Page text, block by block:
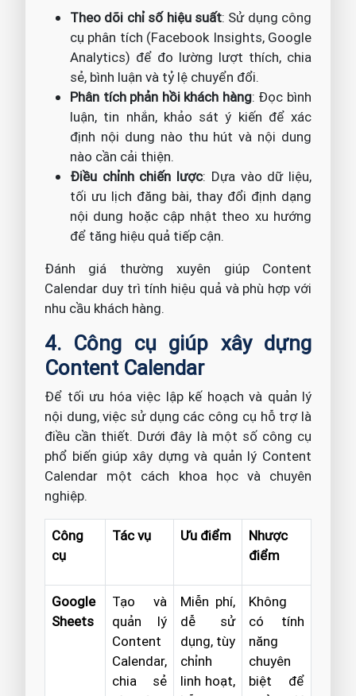
Theo dõi chỉ số hiệu suất: Sử dụng công
cụ phân tích (Facebook Insights, Google
Analytics) để đo lường lượt thích, chia
sẻ, bình luận và tỷ lệ chuyển đổi.
Phân tích phản hồi khách hàng: Đọc bình
luận, tin nhắn, khảo sát ý kiến để xác
định nội dung nào thu hút và nội dung
nào cần cải thiện.
Điều chỉnh chiến lược: Dựa vào dữ liệu,
tối ưu lịch đăng bài, thay đổi định dạng
nội dung hoặc cập nhật theo xu hướng
để tăng hiệu quả tiếp cận.
Đánh giá thường xuyên giúp Content
Calendar duy trì tính hiệu quả và phù hợp với
nhu cầu khách hàng.
4. Công cụ giúp xây dựng
Content Calendar
Để tối ưu hóa việc lập kế hoạch và quản lý
nội dung, việc sử dụng các công cụ hỗ trợ là
điều cần thiết. Dưới đây là một số công cụ
phổ biến giúp xây dựng và quản lý Content
Calendar một cách khoa học và chuyên
nghiệp.
Công
cụ
Tác vụ Ưu điểm
Nhược
điểm
Google
Sheets
Tạo và
quản lý
Content
Calendar,
chia sẻ
Miễn phí,
dễ sử
dụng, tùy
chỉnh
linh hoạt,
Không
có tính
năng
chuyên
biệt để